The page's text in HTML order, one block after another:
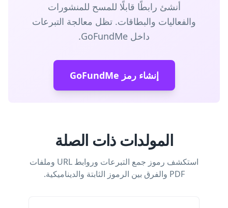
أنشئ رابطًا قابلًا للمسح للمنشورات
والفعاليات والبطاقات. تظل معالجة التبرعات
داخل GoFundMe.
إنشاء رمز GoFundMe
المولدات ذات الصلة
استكشف رموز جمع التبرعات وروابط URL وملفات
PDF والفرق بين الرموز الثابتة والديناميكية.